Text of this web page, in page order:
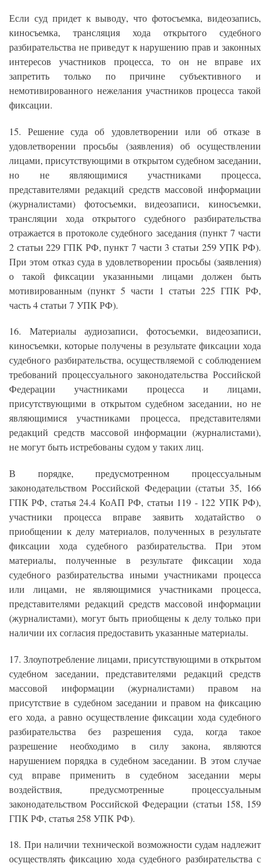
Если суд придет к выводу, что фотосъемка, видеозапись,
киносъемка, трансляция хода открытого судебного
разбирательства не приведут к нарушению прав и законных
интересов участников процесса, то он не вправе их
запретить только по причине субъективного и
немотивированного нежелания участников процесса такой
фиксации.
15. Решение суда об удовлетворении или об отказе в
удовлетворении просьбы (заявления) об осуществлении
лицами, присутствующими в открытом судебном заседании,
но не являющимися участниками процесса,
представителями редакций средств массовой информации
(журналистами) фотосъемки, видеозаписи, киносъемки,
трансляции хода открытого судебного разбирательства
отражается в протоколе судебного заседания (пункт 7 части
2 статьи 229 ГПК РФ, пункт 7 части 3 статьи 259 УПК РФ).
При этом отказ суда в удовлетворении просьбы (заявления)
о такой фиксации указанными лицами должен быть
мотивированным (пункт 5 части 1 статьи 225 ГПК РФ,
часть 4 статьи 7 УПК РФ).
16. Материалы аудиозаписи, фотосъемки, видеозаписи,
киносъемки, которые получены в результате фиксации хода
судебного разбирательства, осуществляемой с соблюдением
требований процессуального законодательства Российской
Федерации участниками процесса и лицами,
присутствующими в открытом судебном заседании, но не
являющимися участниками процесса, представителями
редакций средств массовой информации (журналистами),
не могут быть истребованы судом у таких лиц.
В порядке, предусмотренном процессуальным
законодательством Российской Федерации (статьи 35, 166
ГПК РФ, статья 24.4 КоАП РФ, статьи 119 - 122 УПК РФ),
участники процесса вправе заявить ходатайство о
приобщении к делу материалов, полученных в результате
фиксации хода судебного разбирательства. При этом
материалы, полученные в результате фиксации хода
судебного разбирательства иными участниками процесса
или лицами, не являющимися участниками процесса,
представителями редакций средств массовой информации
(журналистами), могут быть приобщены к делу только при
наличии их согласия предоставить указанные материалы.
17. Злоупотребление лицами, присутствующими в открытом
судебном заседании, представителями редакций средств
массовой информации (журналистами) правом на
присутствие в судебном заседании и правом на фиксацию
его хода, а равно осуществление фиксации хода судебного
разбирательства без разрешения суда, когда такое
разрешение необходимо в силу закона, являются
нарушением порядка в судебном заседании. В этом случае
суд вправе применить в судебном заседании меры
воздействия, предусмотренные процессуальным
законодательством Российской Федерации (статьи 158, 159
ГПК РФ, статья 258 УПК РФ).
18. При наличии технической возможности судам надлежит
осуществлять фиксацию хода судебного разбирательства с